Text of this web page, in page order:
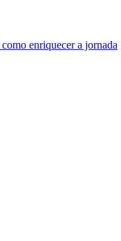
enriquecer a jornada